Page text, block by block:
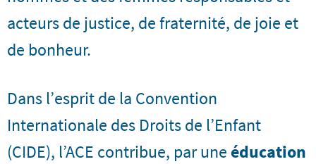
acteurs de justice, de fraternité, de joie et
de bonheur.
Dans l’esprit de la Convention
Internationale des Droits de l’Enfant
(CIDE), l’ACE contribue, par uneéducation